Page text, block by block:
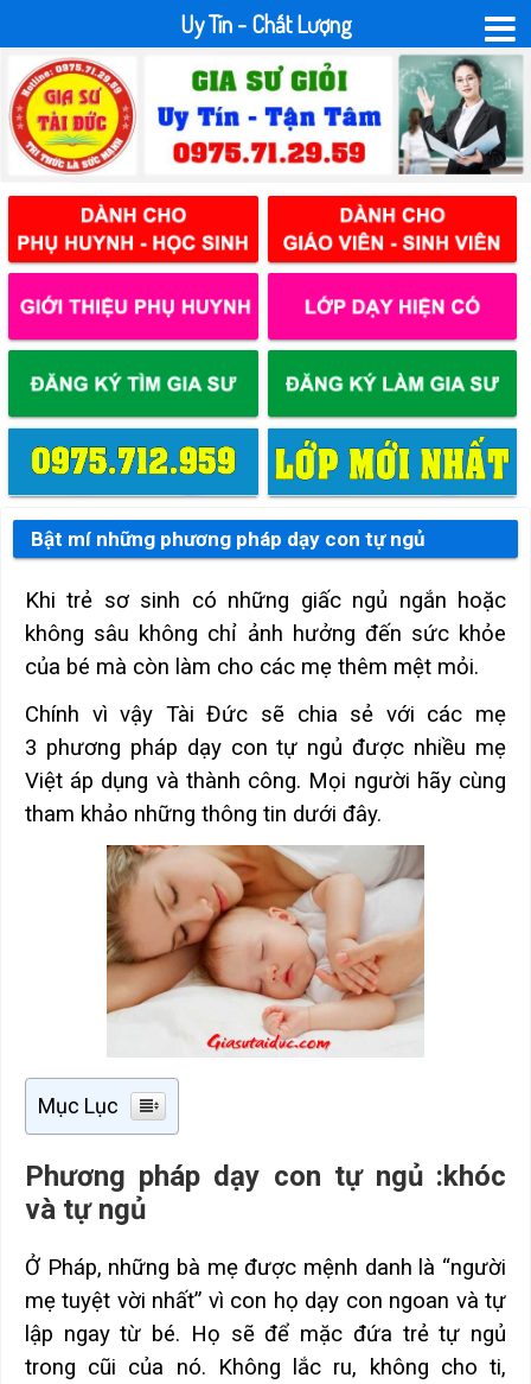
Bật mí những phương pháp dạy con tự ngủ
Khi trẻ sơ sinh có những giấc ngủ ngắn hoặc
không sâu không chỉ ảnh hưởng đến sức khỏe
của bé mà còn làm cho các mẹ thêm mệt mỏi.
Chính vì vậy Tài Đức sẽ chia sẻ với các mẹ
3 phương pháp dạy con tự ngủ được nhiều mẹ
Việt áp dụng và thành công. Mọi người hãy cùng
tham khảo những thông tin dưới đây.
Mục Lục
Phương pháp dạy con tự ngủ :khóc
và tự ngủ
Ở Pháp, những bà mẹ được mệnh danh là “người
mẹ tuyệt vời nhất” vì con họ dạy con ngoan và tự
lập ngay từ bé. Họ sẽ để mặc đứa trẻ tự ngủ
trong cũi của nó. Không lắc ru, không cho ti,
Uy Tín - Chất Lượng